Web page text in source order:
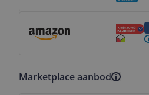
Marketplace aanbod